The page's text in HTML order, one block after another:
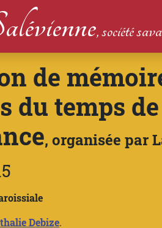
, société
de
du temps
, organisée par
Debize.